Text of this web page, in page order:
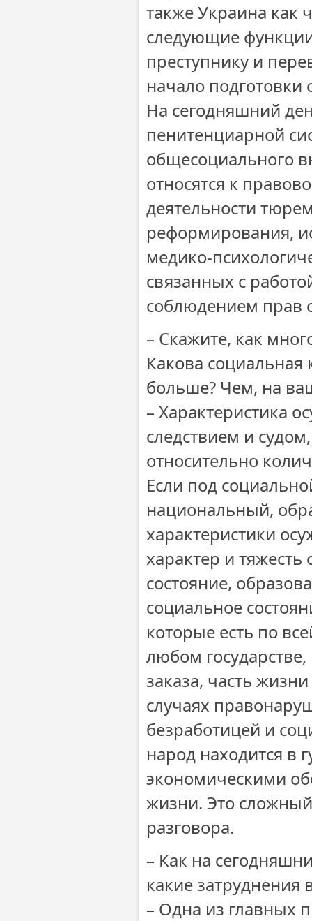
также Украина как
следующие
преступнику и
начало
На сегодняшний
пенитенциарной
общесоциального
относятся к
деятельности
реформирования,
медико-
связанных с
соблюдением прав
– Скажите, как
Какова социальная
больше? Чем, на
– Характеристика
следствием и
относительно
Если под
национальный,
характеристики
характер и
состояние,
социальное
которые есть по
любом
заказа, часть
случаях
безработицей и
народ находится в
экономическими
жизни. Это
разговора.
– Как на
какие затруднения
– Одна из главных